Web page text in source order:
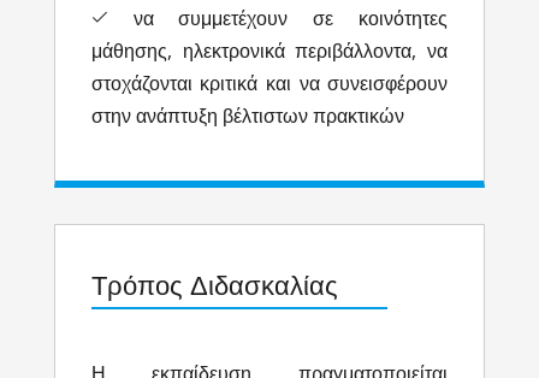
να συμμετέχουν σε κοινότητες
μάθησης, ηλεκτρονικά περιβάλλοντα, να
στοχάζονται κριτικά και να συνεισφέρουν
στην ανάπτυξη βέλτιστων πρακτικών
Τρόπος Διδασκαλίας